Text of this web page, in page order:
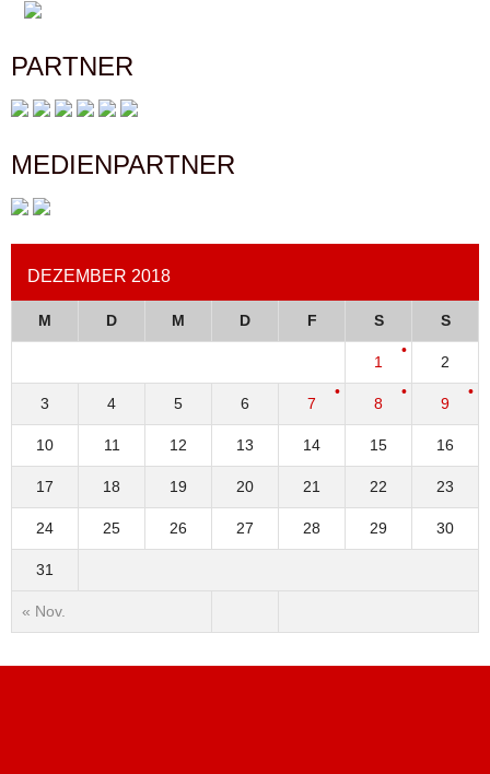
PARTNER
MEDIENPARTNER
DEZEMBER 2018
M D M D F S S
« Nov.
1 2
3 4 5 6 7 8 9
10 11 12 13 14 15 16
17 18 19 20 21 22 23
24 25 26 27 28 29 30
31